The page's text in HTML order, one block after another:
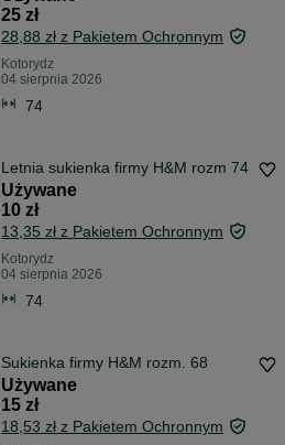
25 zł
28,88 zł z Pakietem Ochronnym
Kotorydz
04 sierpnia 2026
74
Letnia sukienka firmy H&M rozm 74
Używane
10 zł
13,35 zł z Pakietem Ochronnym
Kotorydz
04 sierpnia 2026
74
Sukienka firmy H&M rozm. 68
Używane
15 zł
18,53 zł z Pakietem Ochronnym